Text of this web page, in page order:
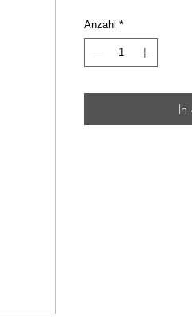
Anzahl *